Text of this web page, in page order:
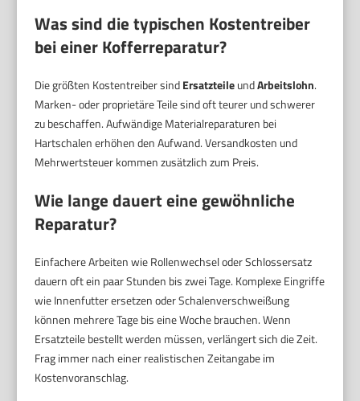
Was sind die typischen Kostentreiber
bei einer Kofferreparatur?
Die größten Kostentreiber sindErsatzteileundArbeitslohn.
Marken- oder proprietäre Teile sind oft teurer und schwerer
zu beschaffen. Aufwändige Materialreparaturen bei
Hartschalen erhöhen den Aufwand. Versandkosten und
Mehrwertsteuer kommen zusätzlich zum Preis.
Wie lange dauert eine gewöhnliche
Reparatur?
Einfachere Arbeiten wie Rollenwechsel oder Schlossersatz
dauern oft ein paar Stunden bis zwei Tage. Komplexe Eingriffe
wie Innenfutter ersetzen oder Schalenverschweißung
können mehrere Tage bis eine Woche brauchen. Wenn
Ersatzteile bestellt werden müssen, verlängert sich die Zeit.
Frag immer nach einer realistischen Zeitangabe im
Kostenvoranschlag.